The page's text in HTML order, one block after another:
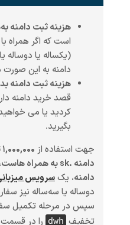
هزینه ثبت دامنه
است که اگر همراه
(یکساله یا دوساله
دامنه به این
هزینه ثبت دامنه
قصد خرید دامنه
کردید یا می
بگیرید.
جهت استفاده از
دامنه .sk به همراه هاست
دامنه، یکسرویس
دوساله یا سه‌ساله نیز
سپس در مرحله تکمیل
تخفیف dwh را در